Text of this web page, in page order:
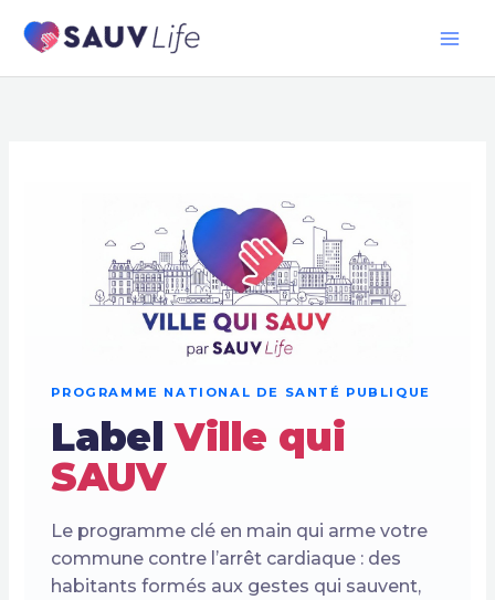
contenu
PROGRAMME NATIONAL DE SANTÉ PUBLIQUE
LabelVille qui
SAUV
Le programme clé en main qui arme votre
commune contre l’arrêt cardiaque : des
habitants formés aux gestes qui sauvent,